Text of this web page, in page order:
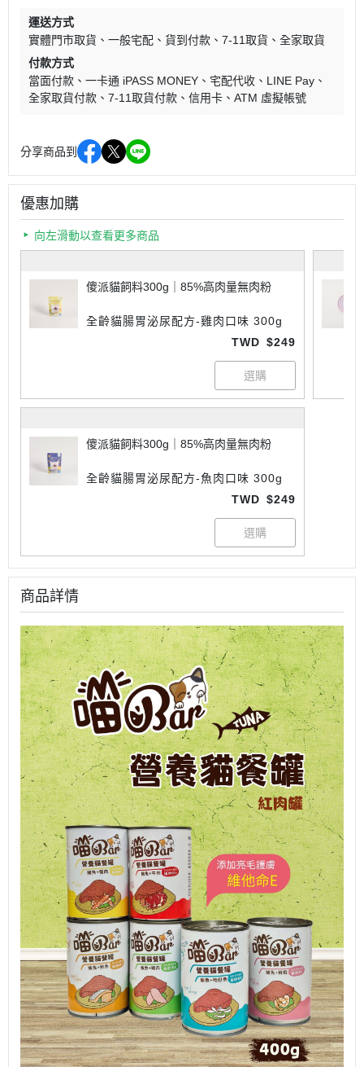
運送方式
實體門市取貨
一般宅配 貨到付款 7-11取貨
全家取貨
付款方式
當面付款
一卡通 iPASS MONEY 宅配代收
LINE Pay
全家取貨付款
7-11取貨付款 信用卡 ATM 虛擬帳號
分享商品到
優惠加購
向左滑動以查看更多商品
傻派貓飼料300g｜85%高肉量無肉粉
全齡貓腸胃泌尿配方-雞肉口味 300g
TWD $249
傻派貓飼料300g｜85%高肉量無肉粉
全齡貓腸胃泌尿配方-魚肉口味 300g
TWD $249
商品詳情